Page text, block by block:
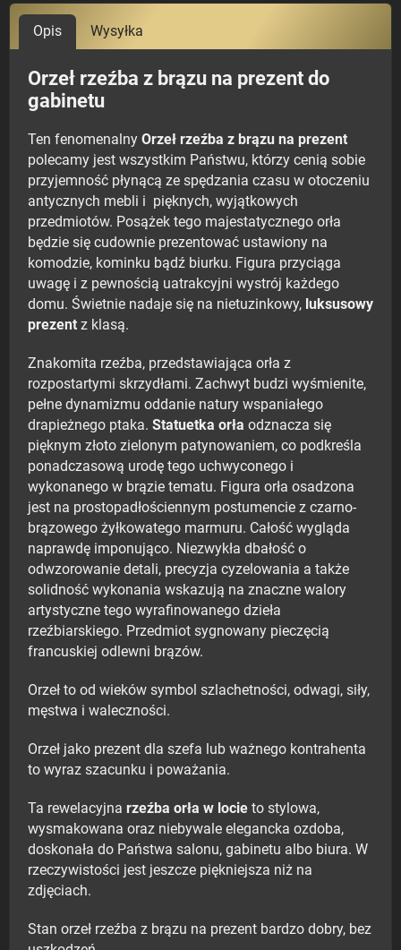
Opis Wysyłka
Orzeł rzeźba z brązu na prezent do
gabinetu
Ten fenomenalny Orzeł rzeźba z brązu na prezent
polecamy jest wszystkim Państwu, którzy cenią sobie
przyjemność płynącą ze spędzania czasu w otoczeniu
antycznych mebli i pięknych, wyjątkowych
przedmiotów. Posążek tego majestatycznego orła
będzie się cudownie prezentować ustawiony na
komodzie, kominku bądź biurku. Figura przyciąga
uwagę i z pewnością uatrakcyjni wystrój każdego
domu. Świetnie nadaje się na nietuzinkowy, luksusowy
prezent z klasą.
Znakomita rzeźba, przedstawiająca orła z
rozpostartymi skrzydłami. Zachwyt budzi wyśmienite,
pełne dynamizmu oddanie natury wspaniałego
drapieżnego ptaka. Statuetka orła odznacza się
pięknym złoto zielonym patynowaniem, co podkreśla
ponadczasową urodę tego uchwyconego i
wykonanego w brązie tematu. Figura orła osadzona
jest na prostopadłościennym postumencie z czarno-
brązowego żyłkowatego marmuru. Całość wygląda
naprawdę imponująco. Niezwykła dbałość o
odwzorowanie detali, precyzja cyzelowania a także
solidność wykonania wskazują na znaczne walory
artystyczne tego wyrafinowanego dzieła
rzeźbiarskiego. Przedmiot sygnowany pieczęcią
francuskiej odlewni brązów.
Orzeł to od wieków symbol szlachetności, odwagi, siły,
męstwa i waleczności.
Orzeł jako prezent dla szefa lub ważnego kontrahenta
to wyraz szacunku i poważania.
Ta rewelacyjna rzeźba orła w locie to stylowa,
wysmakowana oraz niebywale elegancka ozdoba,
doskonała do Państwa salonu, gabinetu albo biura. W
rzeczywistości jest jeszcze piękniejsza niż na
zdjęciach.
Stan orzeł rzeźba z brązu na prezent bardzo dobry, bez